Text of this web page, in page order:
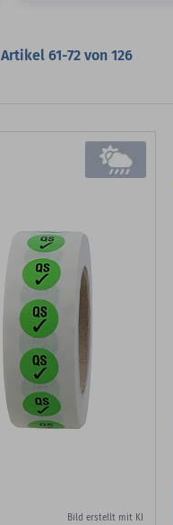
Artikel61-72 von126
Bild erstellt mit KI